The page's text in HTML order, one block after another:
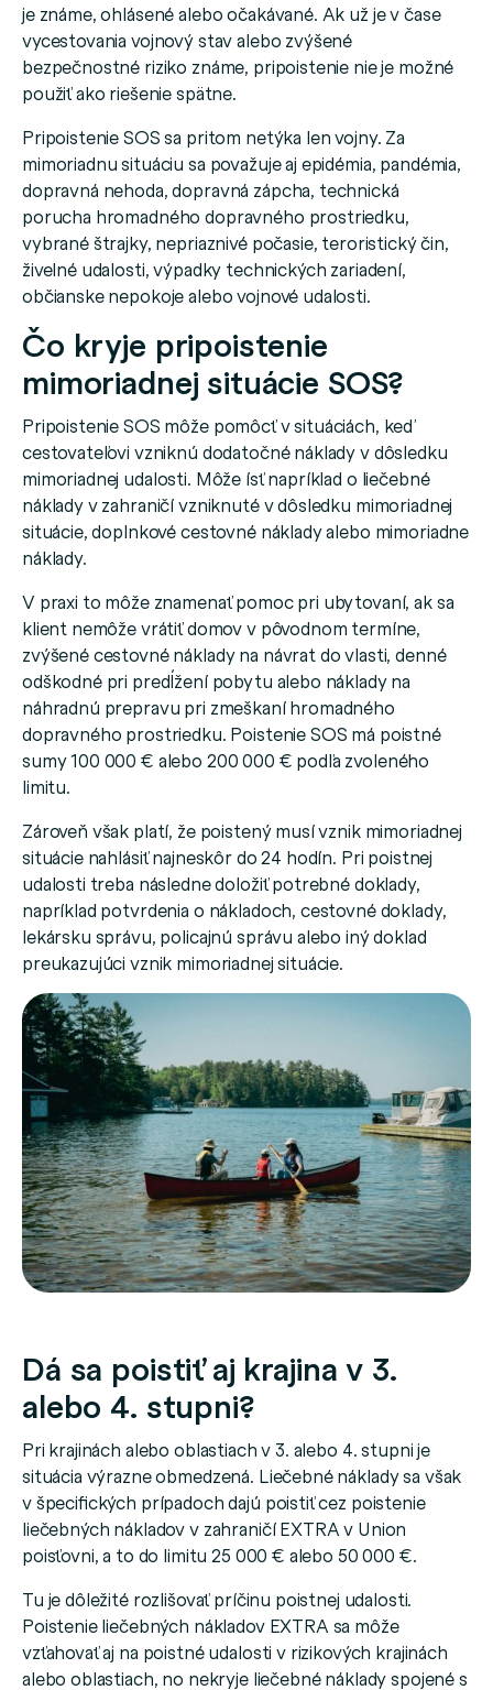
je známe, ohlásené alebo očakávané. Ak už je v čase
vycestovania vojnový stav alebo zvýšené
bezpečnostné riziko známe, pripoistenie nie je možné
použiť ako riešenie spätne.
Pripoistenie SOS sa pritom netýka len vojny. Za
mimoriadnu situáciu sa považuje aj epidémia, pandémia,
dopravná nehoda, dopravná zápcha, technická
porucha hromadného dopravného prostriedku,
vybrané štrajky, nepriaznivé počasie, teroristický čin,
živelné udalosti, výpadky technických zariadení,
občianske nepokoje alebo vojnové udalosti.
Čo kryje pripoistenie
mimoriadnej situácie SOS?
Pripoistenie SOS môže pomôcť v situáciách, keď
cestovateľovi vzniknú dodatočné náklady v dôsledku
mimoriadnej udalosti. Môže ísť napríklad o liečebné
náklady v zahraničí vzniknuté v dôsledku mimoriadnej
situácie, doplnkové cestovné náklady alebo mimoriadne
náklady.
V praxi to môže znamenať pomoc pri ubytovaní, ak sa
klient nemôže vrátiť domov v pôvodnom termíne,
zvýšené cestovné náklady na návrat do vlasti, denné
odškodné pri predĺžení pobytu alebo náklady na
náhradnú prepravu pri zmeškaní hromadného
dopravného prostriedku. Poistenie SOS má poistné
sumy 100 000 € alebo 200 000 € podľa zvoleného
limitu.
Zároveň však platí, že poistený musí vznik mimoriadnej
situácie nahlásiť najneskôr do 24 hodín. Pri poistnej
udalosti treba následne doložiť potrebné doklady,
napríklad potvrdenia o nákladoch, cestovné doklady,
lekársku správu, policajnú správu alebo iný doklad
preukazujúci vznik mimoriadnej situácie.
Dá sa poistiť aj krajina v 3.
alebo 4. stupni?
Pri krajinách alebo oblastiach v 3. alebo 4. stupni je
situácia výrazne obmedzená. Liečebné náklady sa však
v špecifických prípadoch dajú poistiť cez poistenie
liečebných nákladov v zahraničí EXTRA v Union
poisťovni, a to do limitu 25 000 € alebo 50 000 €.
Tu je dôležité rozlišovať príčinu poistnej udalosti.
Poistenie liečebných nákladov EXTRA sa môže
vzťahovať aj na poistné udalosti v rizikových krajinách
alebo oblastiach, no nekryje liečebné náklady spojené s